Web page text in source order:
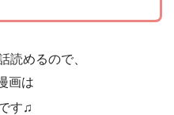
読めるので、
画は
す♫